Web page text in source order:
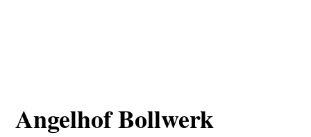
Angelhof Bollwerk